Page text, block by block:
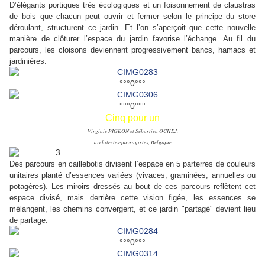
D’élégants portiques très écologiques et un foisonnement de claustras
de bois que chacun peut ouvrir et fermer selon le principe du store
déroulant, structurent ce jardin. Et l’on s’aperçoit que cette nouvelle
manière de clôturer l’espace du jardin favorise l’échange. Au fil du
parcours, les cloisons deviennent progressivement bancs, hamacs et
jardinières.
°°°0°°°
°°°0°°°
Cinq pour un
Virginie PIGEON et Sébastien OCHEJ,
architectes-paysagistes, Belgique
Des parcours en caillebotis divisent l’espace en 5 parterres de couleurs
unitaires planté d’essences variées (vivaces, graminées, annuelles ou
potagères). Les miroirs dressés au bout de ces parcours reflètent cet
espace divisé, mais derrière cette vision figée, les essences se
mélangent, les chemins convergent, et ce jardin "partagé" devient lieu
de partage.
°°°0°°°